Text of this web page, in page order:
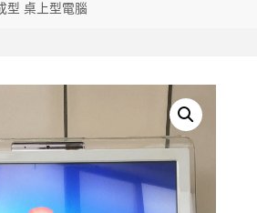
型 桌上型電腦